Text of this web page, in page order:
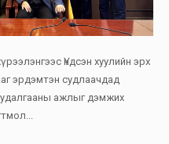
Үндсэн хуулийн эрх
эрдэмтэн судлаачдад
ажлыг дэмжих